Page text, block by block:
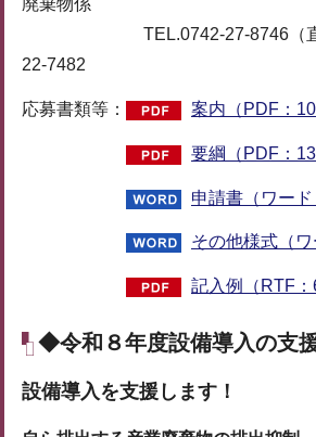
廃棄物係
TEL.0742-27-8746（直通
22-7482
応募書類等： 案内（PDF：
要綱（PDF：
申請書（ワード
その他様式（ワ
記入例（RTF：
◆令和８年度設備導入の支
設備導入を支援します！